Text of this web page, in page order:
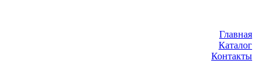
Главная
Каталог
Контакты